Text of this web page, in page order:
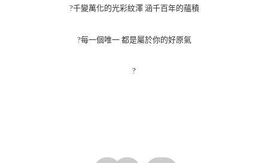
?千變萬化的光彩紋澤 涵千百年的蘊積
?每一個唯一 都是屬於你的好原氣
?